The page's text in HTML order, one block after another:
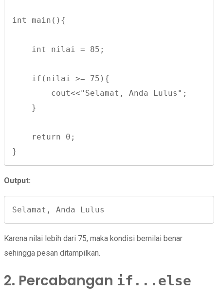
int main(){
    int nilai = 85;
    if(nilai >= 75){
        cout<<"Selamat, Anda Lulus";
    }
    return 0;
}
Output:
Selamat, Anda Lulus
Karena nilai lebih dari 75, maka kondisi bernilai benar
sehingga pesan ditampilkan.
2. Percabangan if...else